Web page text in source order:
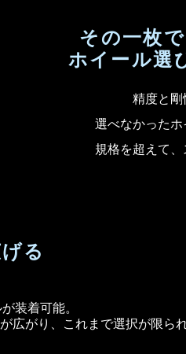
その一枚
ホイール選
精度と剛
選べなかったホ
規格を超えて、
る
装着可能。
広がり、これまで選択が限ら